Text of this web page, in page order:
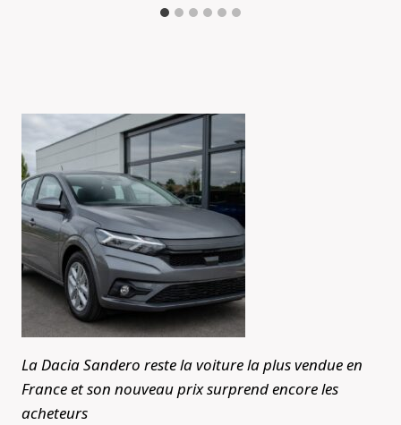
La Dacia Sandero reste la voiture la plus vendue en
France et son nouveau prix surprend encore les
acheteurs